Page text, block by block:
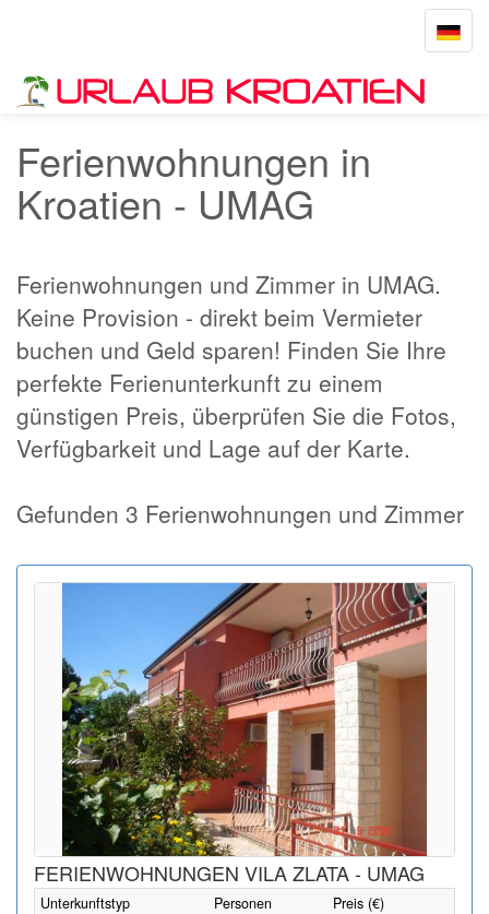
Toggle
Startseite
UMAG
Ferienwohnungen in
Kroatien - UMAG
Ferienwohnungen und Zimmer in UMAG.
Keine Provision - direkt beim Vermieter
buchen und Geld sparen! Finden Sie Ihre
perfekte Ferienunterkunft zu einem
günstigen Preis, überprüfen Sie die Fotos,
Verfügbarkeit und Lage auf der Karte.
Gefunden 3 Ferienwohnungen und Zimmer
FERIENWOHNUNGEN VILA ZLATA - UMAG
Unterkunftstyp Personen
Preis (€)